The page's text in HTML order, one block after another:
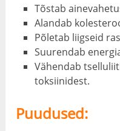
Tõstab
Alandab
Põletab liigseid
Suurendab
Vähendab
toksiinidest.
Puudused: